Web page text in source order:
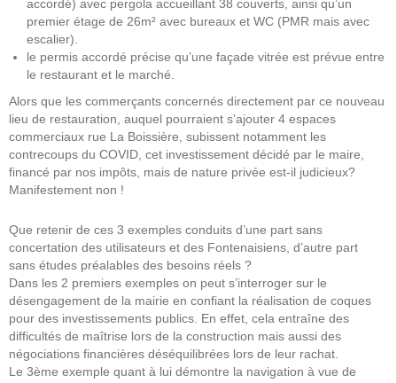
accordé) avec pergola accueillant 38 couverts, ainsi qu’un
premier étage de 26m² avec bureaux et WC (PMR mais avec
escalier).
le permis accordé précise qu’une façade vitrée est prévue entre
le restaurant et le marché.
Alors que les commerçants concernés directement par ce nouveau
lieu de restauration, auquel pourraient s’ajouter 4 espaces
commerciaux rue La Boissière, subissent notamment les
contrecoups du COVID, cet investissement décidé par le maire,
financé par nos impôts, mais de nature privée est-il judicieux?
Manifestement non !
Que retenir de ces 3 exemples conduits d’une part sans
concertation des utilisateurs et des Fontenaisiens, d’autre part
sans études préalables des besoins réels ?
Dans les 2 premiers exemples on peut s’interroger sur le
désengagement de la mairie en confiant la réalisation de coques
pour des investissements publics. En effet, cela entraîne des
difficultés de maîtrise lors de la construction mais aussi des
négociations financières déséquilibrées lors de leur rachat.
Le 3ème exemple quant à lui démontre la navigation à vue de